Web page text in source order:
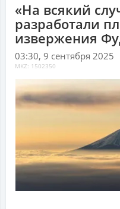
«На всякий
разработали
извержения
03:30, 9 сентября 2025
MKZ: 1502350